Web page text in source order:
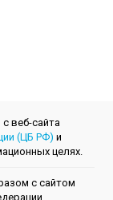
веб-сайта
(ЦБ РФ) и
целях.
с сайтом